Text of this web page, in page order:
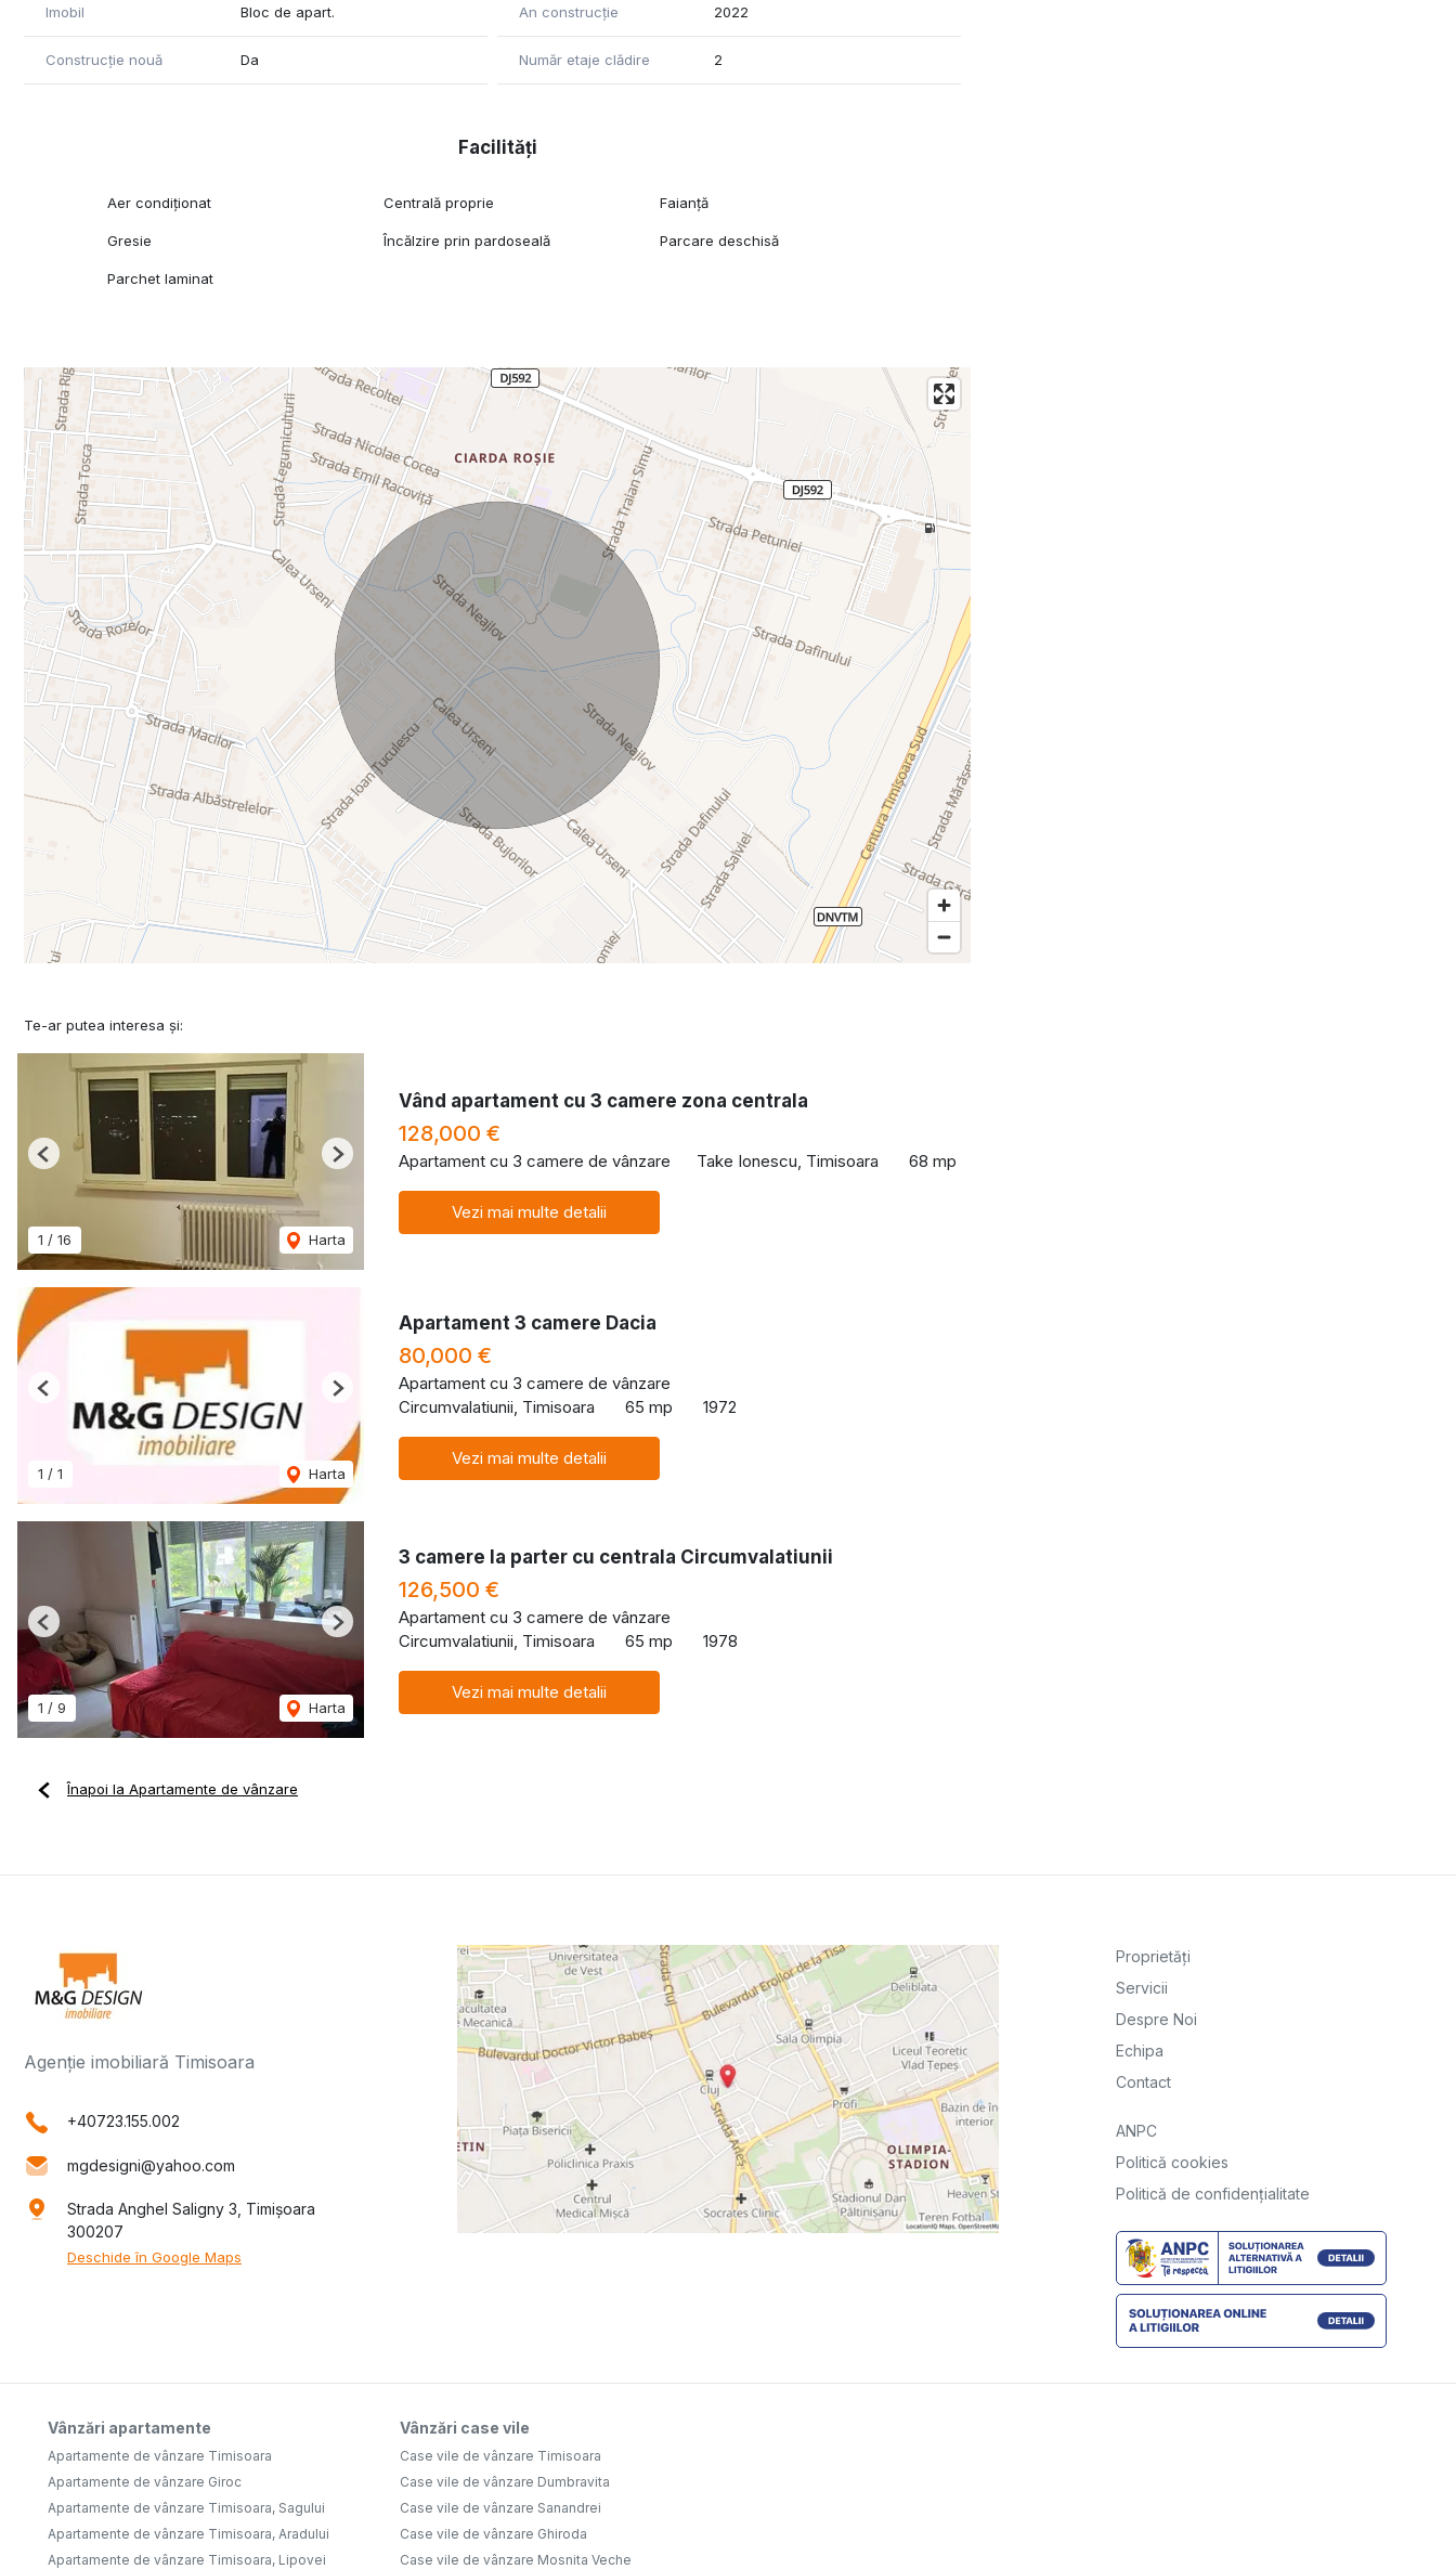
Imobil Bloc de apart. An construcție 2022
Construcție nouă Da Număr etaje clădire 2
Facilități
Aer condiționat Centrală proprie Faianță
Gresie Încălzire prin pardoseală Parcare deschisă
Parchet laminat
Te-ar putea interesa și:
1 / 16 Harta
Previous Next
Vând apartament cu 3 camere zona centrala
128,000 €
Apartament cu 3 camere de vânzare Take Ionescu, Timisoara 68 mp
Vezi mai multe detalii
1 / 1 Harta
Previous Next
Apartament 3 camere Dacia
80,000 €
Apartament cu 3 camere de vânzare
Circumvalatiunii, Timisoara
65 mp 1972
Vezi mai multe detalii
1 / 9 Harta
Previous Next
3 camere la parter cu centrala Circumvalatiunii
126,500 €
Apartament cu 3 camere de vânzare
Circumvalatiunii, Timisoara
65 mp 1978
Vezi mai multe detalii
Înapoi la Apartamente de vânzare
Agenție imobiliară Timisoara
+40723.155.002
mgdesigni@yahoo.com
Strada Anghel Saligny 3, Timișoara
300207
Deschide în Google Maps
Proprietăți
Servicii
Despre Noi
Echipa
Contact
ANPC
Politică cookies
Politică de confidențialitate
Vânzări apartamente
Apartamente de vânzare Timisoara
Apartamente de vânzare Giroc
Apartamente de vânzare Timisoara, Sagului
Apartamente de vânzare Timisoara, Aradului
Apartamente de vânzare Timisoara, Lipovei
Vânzări case vile
Case vile de vânzare Timisoara
Case vile de vânzare Dumbravita
Case vile de vânzare Sanandrei
Case vile de vânzare Ghiroda
Case vile de vânzare Mosnita Veche